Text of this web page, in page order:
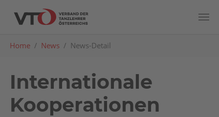
Home News News-Detail
Internationale
Kooperationen